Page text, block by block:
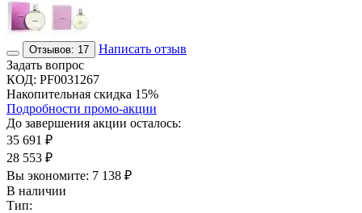
Отзывов: 17
Написать отзыв
Задать вопрос
КОД: PF0031267
Накопительная скидка 15%
Подробности промо-акции
До завершения акции осталось:
35 691 ₽
28 553 ₽
Вы экономите: 7 138 ₽
В наличии
Тип: